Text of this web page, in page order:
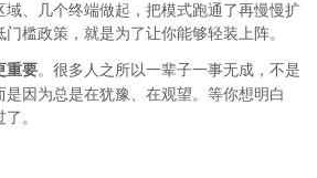
域、几个终端做起，把模式跑通了再慢慢扩
槛政策，就是为了让你能够轻装上阵。
重要。很多人之所以一辈子一事无成，不是
是因为总是在犹豫、在观望。等你想明白
。